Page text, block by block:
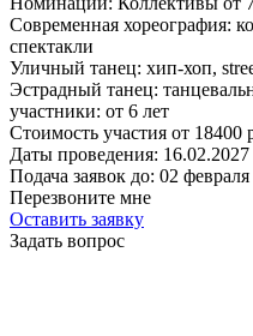
Современная хореография:
спектакли
Уличный танец: хип-хоп,
Эстрадный танец:
участники: от 6 лет
Стоимость участия от 18400
Даты проведения:
Подача заявок до: 02
Перезвоните мне
Оставить заявку
Задать вопрос